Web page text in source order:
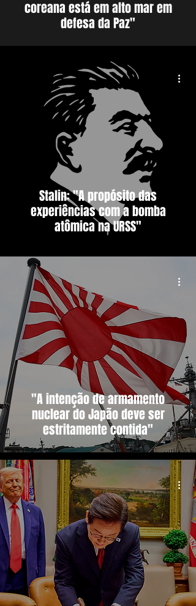
coreana está em alto mar em
defesa da Paz"
Stalin: "A propósito das
experiências com a bomba
atômica na URSS"
"A intenção de armamento
nuclear do Japão deve ser
estritamente contida"